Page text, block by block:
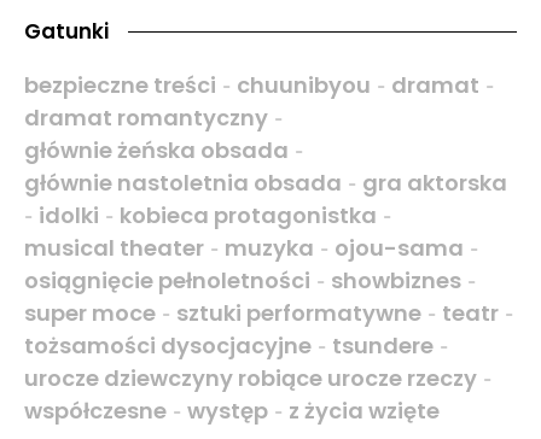
Gatunki
bezpieczne treści - chuunibyou - dramat -
dramat romantyczny -
głównie żeńska obsada -
głównie nastoletnia obsada - gra aktorska
- idolki - kobieca protagonistka -
musical theater - muzyka - ojou-sama -
osiągnięcie pełnoletności - showbiznes -
super moce - sztuki performatywne - teatr -
tożsamości dysocjacyjne - tsundere -
urocze dziewczyny robiące urocze rzeczy -
współczesne - występ - z życia wzięte